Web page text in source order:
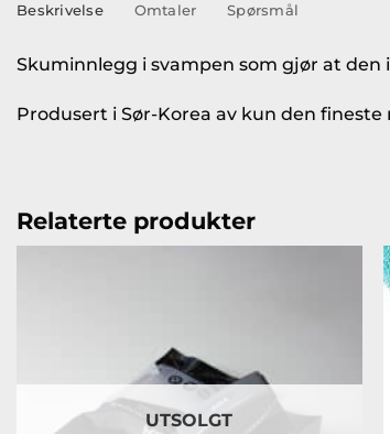
Beskrivelse Omtaler Spørsmål
Skuminnlegg i svampen som gjør at
Produsert i Sør-Korea av kun den
Relaterte produkter
UTSOLGT